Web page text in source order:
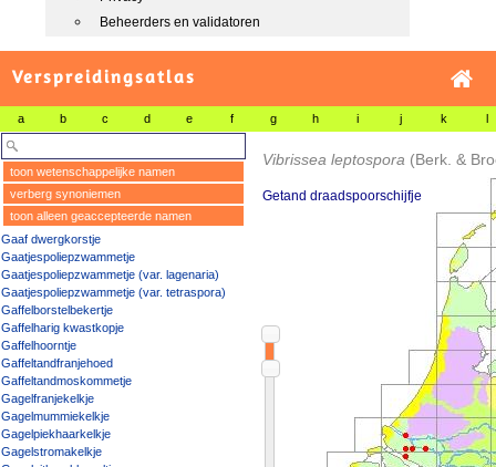
Beheerders en validatoren
Verspreidingsatlas
a b c d e f g h i j k l
toon wetenschappelijke namen
verberg synoniemen
toon alleen geaccepteerde namen
Gaaf dwergkorstje
Gaatjespoliepzwammetje
Gaatjespoliepzwammetje (var. lagenaria)
Gaatjespoliepzwammetje (var. tetraspora)
Gaffelborstelbekertje
Gaffelharig kwastkopje
Gaffelhoorntje
Gaffeltandfranjehoed
Gaffeltandmoskommetje
Gagelfranjekelkje
Gagelmummiekelkje
Gagelpiekhaarkelkje
Gagelstromakelkje
Vibrissea leptospora (Berk. &
Getand draadspoorschijfje